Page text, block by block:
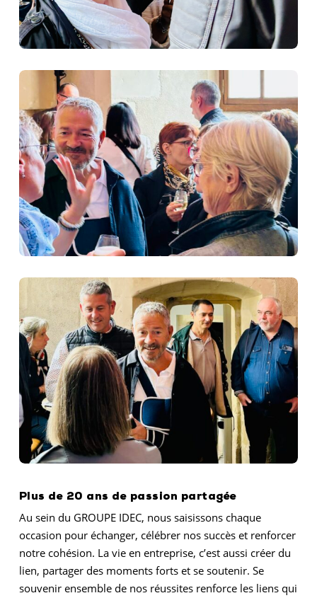
Plus de 20 ans de passion partagée
Au sein du GROUPE IDEC, nous saisissons chaque
occasion pour échanger, célébrer nos succès et renforcer
notre cohésion. La vie en entreprise, c’est aussi créer du
lien, partager des moments forts et se soutenir. Se
souvenir ensemble de nos réussites renforce les liens qui